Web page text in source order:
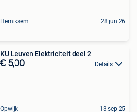
Hemiksem 28 jun 26
KU Leuven Elektriciteit deel 2
€ 5,00 Details
Opwijk 13 sep 25